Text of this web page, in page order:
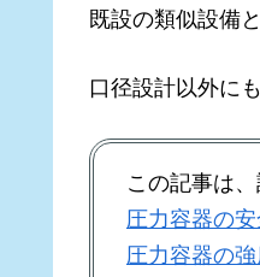
既設の類似設備
口径設計以外に
この記事は
圧力容器の
圧力容器の